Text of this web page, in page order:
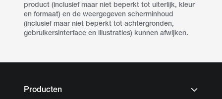
product (inclusief maar niet beperkt tot uiterlijk, kleur
en formaat) en de weergegeven scherminhoud
(inclusief maar niet beperkt tot achtergronden,
gebruikersinterface en illustraties) kunnen afwijken.
Producten